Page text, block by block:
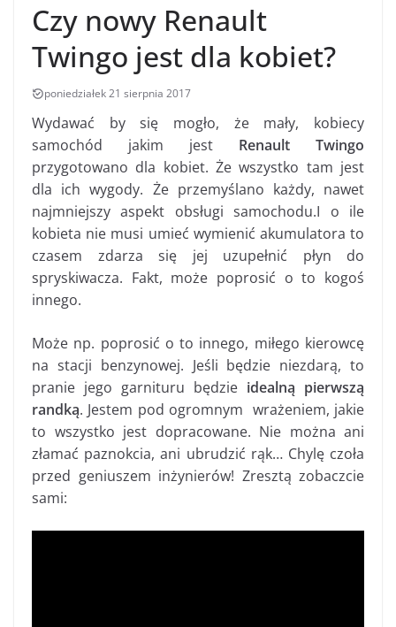
Czy nowy Renault
Twingo jest dla kobiet?
poniedziałek 21 sierpnia 2017
Wydawać by się mogło, że mały, kobiecy
samochód jakim jest Renault Twingo
przygotowano dla kobiet. Że wszystko tam jest
dla ich wygody. Że przemyślano każdy, nawet
najmniejszy aspekt obsługi samochodu.I o ile
kobieta nie musi umieć wymienić akumulatora to
czasem zdarza się jej uzupełnić płyn do
spryskiwacza. Fakt, może poprosić o to kogoś
innego.
Może np. poprosić o to innego, miłego kierowcę
na stacji benzynowej. Jeśli będzie niezdarą, to
pranie jego garnituru będzie idealną pierwszą
randką. Jestem pod ogromnym wrażeniem, jakie
to wszystko jest dopracowane. Nie można ani
złamać paznokcia, ani ubrudzić rąk… Chylę czoła
przed geniuszem inżynierów! Zresztą zobaczcie
sami: